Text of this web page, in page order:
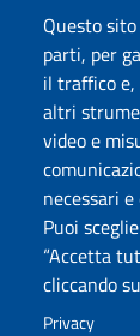
Questo
parti, per
il traffico e,
altri
video e
necessari
Puoi
“Accetta
cliccando
Privacy
DADU –
Università
Palazzo del
Accessibilità
Dichiarazione
Cookie settings
Mappa del sito
Protocollo
Seguici su